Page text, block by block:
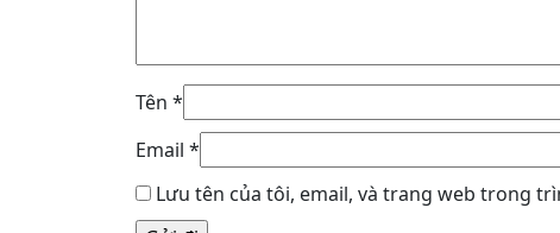
Tên *
Email *
Lưu tên của tôi, email, và trang web trong